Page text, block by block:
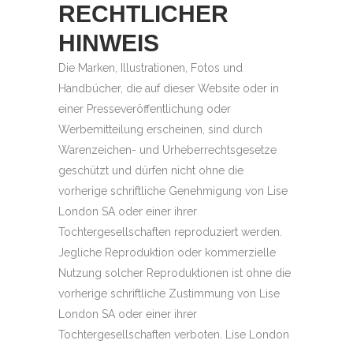
RECHTLICHER
HINWEIS
Die Marken, Illustrationen, Fotos und
Handbücher, die auf dieser Website oder in
einer Presseveröffentlichung oder
Werbemitteilung erscheinen, sind durch
Warenzeichen- und Urheberrechtsgesetze
geschützt und dürfen nicht ohne die
vorherige schriftliche Genehmigung von Lise
London SA oder einer ihrer
Tochtergesellschaften reproduziert werden.
Jegliche Reproduktion oder kommerzielle
Nutzung solcher Reproduktionen ist ohne die
vorherige schriftliche Zustimmung von Lise
London SA oder einer ihrer
Tochtergesellschaften verboten. Lise London